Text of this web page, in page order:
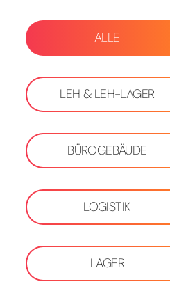
ALLE
LEH & LEH-LAGER
BÜROGEBÄUDE
LOGISTIK
LAGER